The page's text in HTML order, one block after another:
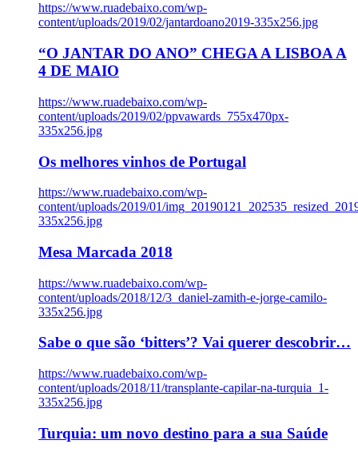
https://www.ruadebaixo.com/wp-
content/uploads/2019/02/jantardoano2019-335x256.jpg
“O JANTAR DO ANO” CHEGA A LISBOA A
4 DE MAIO
https://www.ruadebaixo.com/wp-
content/uploads/2019/02/ppvawards_755x470px-
335x256.jpg
Os melhores vinhos de Portugal
https://www.ruadebaixo.com/wp-
content/uploads/2019/01/
335x256.jpg
Mesa Marcada 2018
https://www.ruadebaixo.com/wp-
content/uploads/2018/12/3_daniel-zamith-e-jorge-camilo-
335x256.jpg
Sabe o que são ‘bitters’? Vai querer descobrir…
https://www.ruadebaixo.com/wp-
content/uploads/2018/11/transplante-capilar-na-turquia_1-
335x256.jpg
Turquia: um novo destino para a sua Saúde